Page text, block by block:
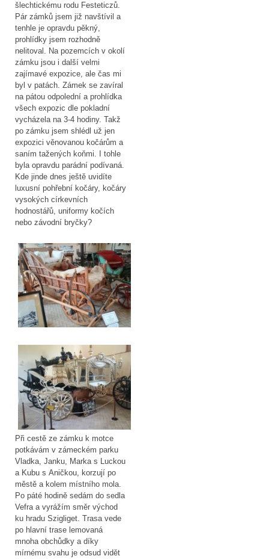
šlechtickému rodu Festeticzů.
Pár zámků jsem již navštívil a
tenhle je opravdu pěkný,
prohlídky jsem rozhodně
nelitoval. Na pozemcích v okolí
zámku jsou i další velmi
zajímavé expozice, ale čas mi
byl v patách. Zámek se zavíral
na pátou odpolední a prohlídka
všech expozic dle pokladní
vycházela na 3-4 hodiny. Takž
po zámku jsem shlédl už jen
expozici věnovanou kočárům a
saním tažených koňmi. I tohle
byla opravdu parádní podívaná.
Kde jinde dnes ještě uvidíte
luxusní pohřební kočáry, kočáry
vysokých církevních
hodnostářů, uniformy kočích
nebo závodní bryčky?
Při cestě ze zámku k motce
potkávám v zámeckém parku
Vladka, Janku, Marka s Luckou
a Kubu s Aničkou, korzují po
městě a kolem místního mola.
Po páté hodině sedám do sedla
Vefra a vyrážím směr východ
ku hradu Szigliget. Trasa vede
po hlavní trase lemovaná
mnoha obchůdky a díky
mírnému svahu je odsud vidět